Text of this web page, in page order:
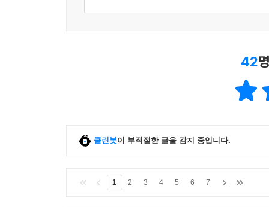
사려 깊은 사람이라면 늙음과 병, 죽음을 완전히
지낸다. 우리는 그것을 알고는 있지만, 어떤 결정
실감하고 나면 그게 우리든 당신이든, 모든 것
넬리의 딸이 위험한 상태로 태어났던 그해 살구
어떤 사이인지 늘 헷갈려 하셨다. 알츠하이머병
42
클린봇이 부적절한 글을 감지 중입니다.
1 2 3 4 5 6 7